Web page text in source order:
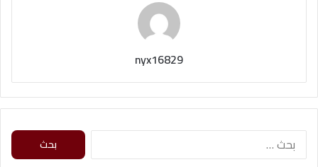
nyx16829